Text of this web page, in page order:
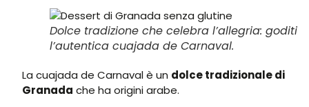
Dolce tradizione che celebra l’allegria: goditi
l’autentica cuajada de Carnaval.
La cuajada de Carnaval è un dolce tradizionale di
Granada che ha origini arabe.